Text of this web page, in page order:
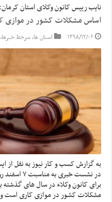
نایب رییس کانون وکلای استان کرمان:
اساس مشکلات کشور در موازی
۱۳۹۸/۱۲/۰۶ استان ها,سرخط خبرها,
به گزارش کسب و کار نیوز به نقل از
در نشست
برای کانون وکلاء در سال های
مشکلات کشور در موازی کاری است